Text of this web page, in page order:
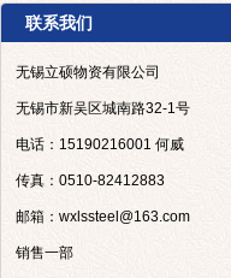
联系我们
无锡立硕物资有限公司
无锡市新吴区城南路32-1号
电话：15190216001 何威
传真：0510-82412883
邮箱：wxlssteel@163.com
销售一部